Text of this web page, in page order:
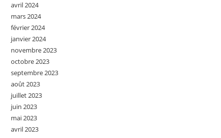
avril 2024
mars 2024
février 2024
janvier 2024
novembre 2023
octobre 2023
septembre 2023
août 2023
juillet 2023
juin 2023
mai 2023
avril 2023